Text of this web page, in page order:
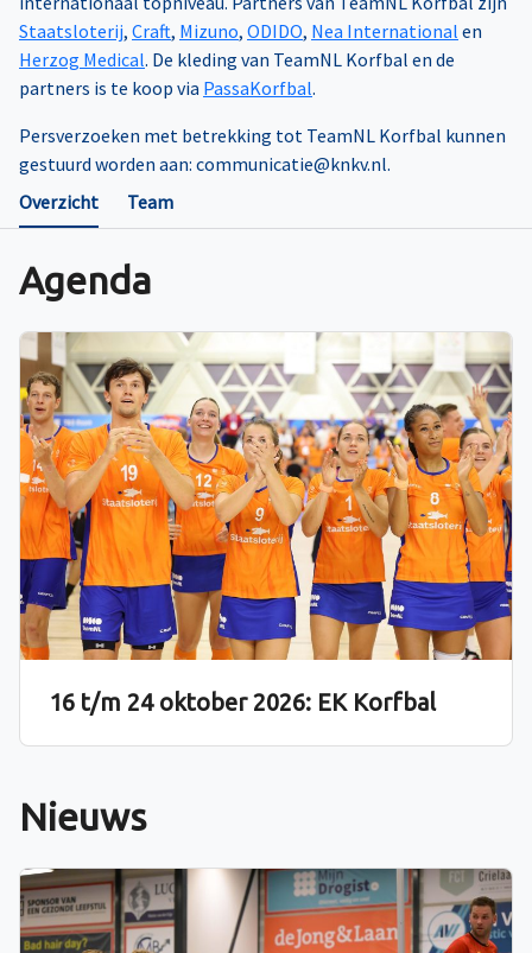
Staatsloterij, Craft, Mizuno, ODIDO, Nea International en
Herzog Medical. De kleding van TeamNL Korfbal en de
partners is te koop via PassaKorfbal.
Persverzoeken met betrekking tot TeamNL Korfbal kunnen
gestuurd worden aan: communicatie@knkv.nl.
Overzicht
Team
Agenda
16 t/m 24 oktober 2026: EK Korfbal
Nieuws